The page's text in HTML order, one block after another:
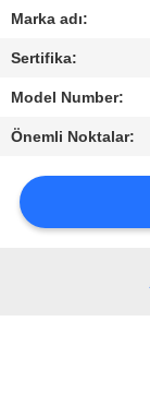
İLETIŞIM
TEKLIF
ET
Marka adı:
Sertifika:
Model Number:
Önemli Noktalar: